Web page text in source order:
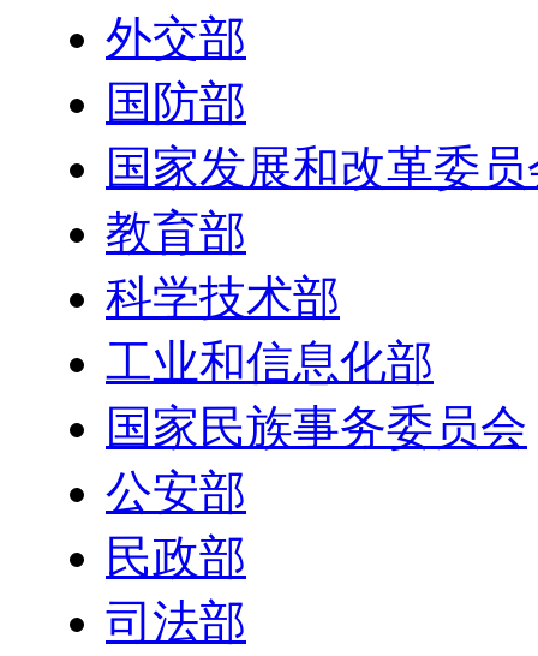
外交部
国防部
国家发展和改革委
教育部
科学技术部
工业和信息化部
国家民族事务委员会
公安部
民政部
司法部